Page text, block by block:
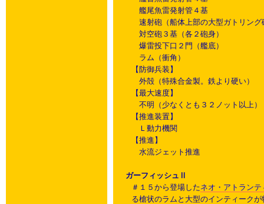
艦尾魚雷発射管４基
速射砲（船体上部の大型ガトリング
対空砲３基（各２砲身）
爆雷投下口２門（艦底）
ラム（衝角）
【防御兵装】
外殻（特殊合金製。鉄より硬い）
【最大速度】
不明（少なくとも３２ノット以上）
【推進装置】
Ｌ動力機関
【推進】
水流ジェット推進
ガーフィッシュⅡ
＃１５から登場したネオ・アトランテ
る槍状のラムと大型のインティーク